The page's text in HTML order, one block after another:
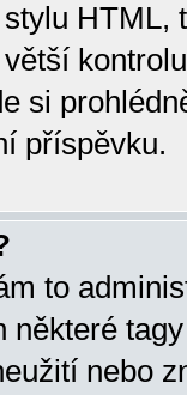
HTML,
si
příspěvku.
to
některé
nebo